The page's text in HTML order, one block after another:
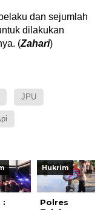
dan sejumlah
dilakukan
(Zahari)
JPU
:
Hukrim
Polres